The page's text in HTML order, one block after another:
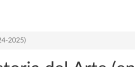
2025)